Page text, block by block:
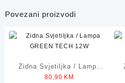
Povezani proizvodi
Zidna Svjetiljka / Lampa
GREEN TECH 12W
80,90 KM